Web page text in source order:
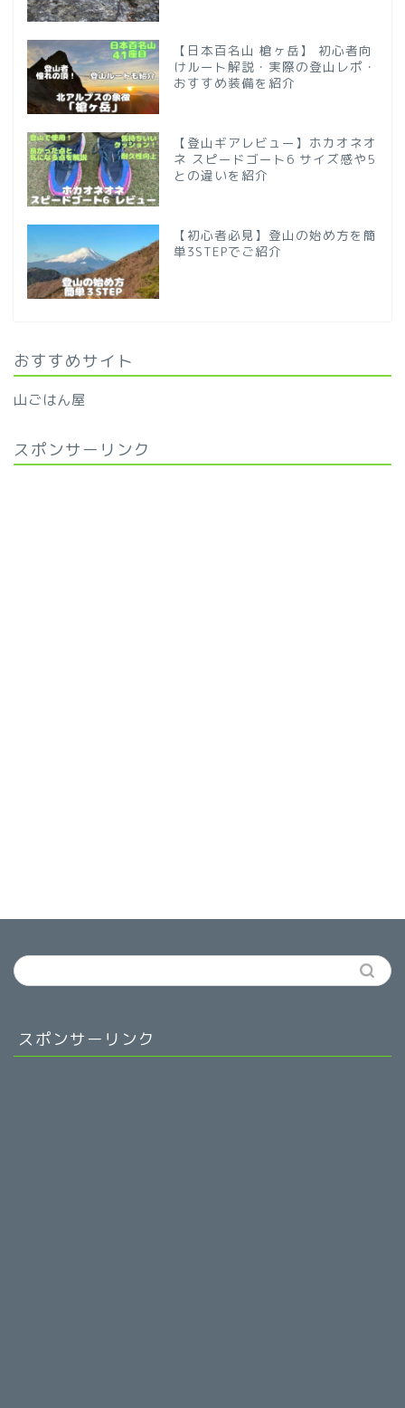
【日本百名山 槍ヶ岳】 初心者向
けルート解説・実際の登山レポ・
おすすめ装備を紹介
【登山ギアレビュー】ホカオネオ
ネ スピードゴート6 サイズ感や5
との違いを紹介
【初心者必見】登山の始め方を簡
単3STEPでご紹介
おすすめサイト
山ごはん屋
スポンサーリンク
スポンサーリンク